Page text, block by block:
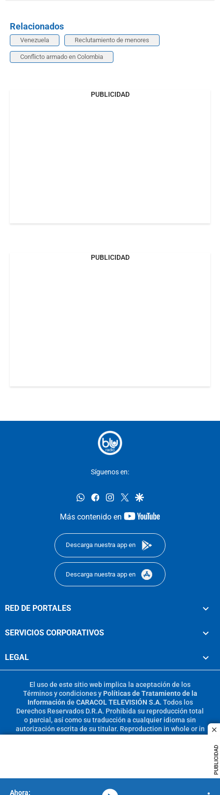
PUBLICIDAD
Relacionados
Venezuela Reclutamiento de menores
Conflicto armado en Colombia
PUBLICIDAD
PUBLICIDAD
Síguenos en:
whatsappfacebookinstagram
twittergoogle
Más contenido en
youtube-
Descarga nuestra app en
Descarga nuestra app en
RED DE PORTALES
SERVICIOS CORPORATIVOS
LEGAL
El uso de este sitio web implica la aceptación de los
Términos y condicionesy Políticas de Tratamiento de la
Información de CARACOL TELEVISIÓN S.A. Todos los
Derechos Reservados D.R.A. Prohibida su reproducción total
o parcial, así como su traducción a cualquier idioma sin
autorización escrita de su titular. Reproduction in whole or in